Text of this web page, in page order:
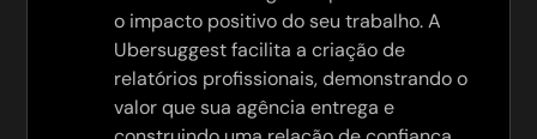
o impacto positivo do seu trabalho. A
Ubersuggest facilita a criação de
relatórios profissionais, demonstrando o
valor que sua agência entrega e